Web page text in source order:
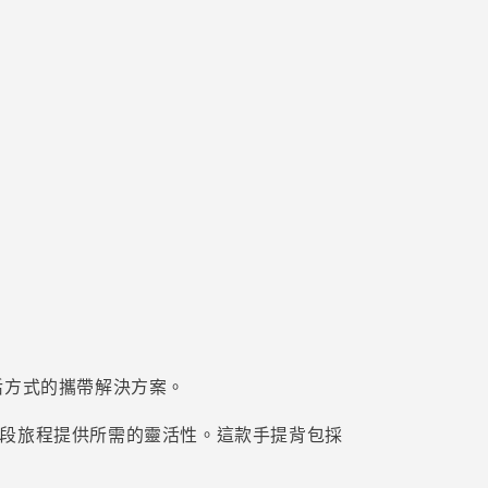
式的攜帶解決方案。
旅程提供所需的靈活性。這款手提背包採